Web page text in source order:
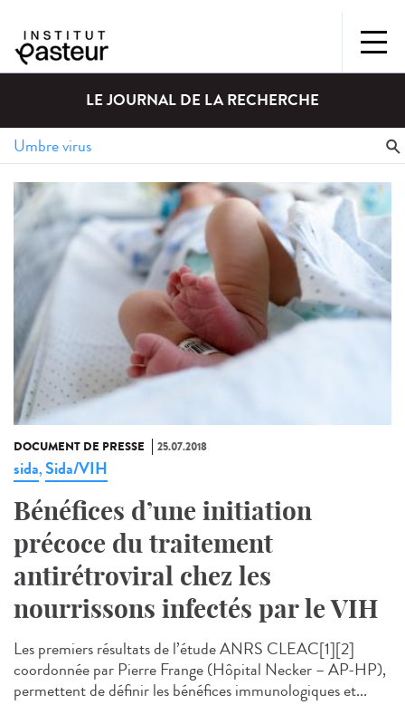
LE JOURNAL DE LA RECHERCHE
DOCUMENT DE PRESSE 25.07.2018
sida,Sida/VIH
Bénéfices d’une initiation
précoce du traitement
antirétroviral chez les
nourrissons infectés par le VIH
Les premiers résultats de l’étude ANRS CLEAC[1][2]
coordonnée par Pierre Frange (Hôpital Necker – AP-HP),
permettent de définir les bénéfices immunologiques et...